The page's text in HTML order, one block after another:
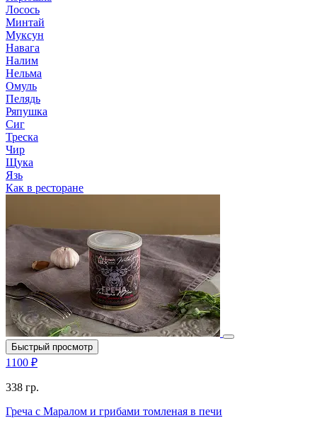
Лосось
Минтай
Муксун
Навага
Налим
Нельма
Омуль
Пелядь
Ряпушка
Сиг
Треска
Чир
Щука
Язь
Как в ресторане
Быстрый просмотр
1100 ₽
338 гр.
Греча с Маралом и грибами томленая в печи